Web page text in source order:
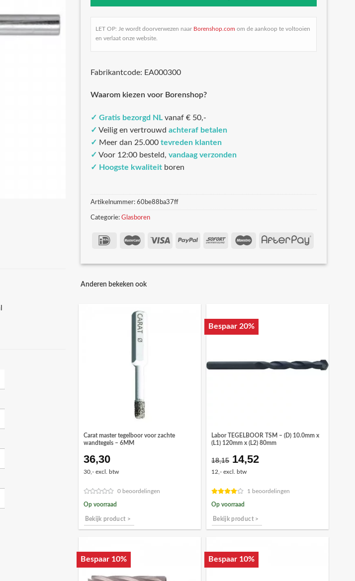
LET OP: Je wordt doorverwezen naar Borenshop.com om de aankoop te voltooien
en verlaat onze website.
Fabrikantcode: EA000300
Waarom kiezen voor Borenshop?
✓ Gratis bezorgd NL vanaf € 50,-
✓ Veilig en vertrouwd achteraf betalen
✓ Meer dan 25.000 tevreden klanten
✓ Voor 12:00 besteld, vandaag verzonden
✓ Hoogste kwaliteit boren
Artikelnummer: 60be88ba37ff
Categorie: Glasboren
Anderen bekeken ook
Carat master tegelboor voor zachte
wandtegels – 6MM
36,30
30,- excl. btw
0 beoordelingen
Op voorraad
Bekijk product >
Bespaar 20%
Labor TEGELBOOR TSM – (D) 10.0mm x
(L1) 120mm x (L2) 80mm
18,15 Oorspronkelijke
prijs
€18,15.
14,52
€14,52.
12,- excl. btw
1 beoordelingen
Op voorraad
Bekijk product >
Bespaar 10% Bespaar 10%